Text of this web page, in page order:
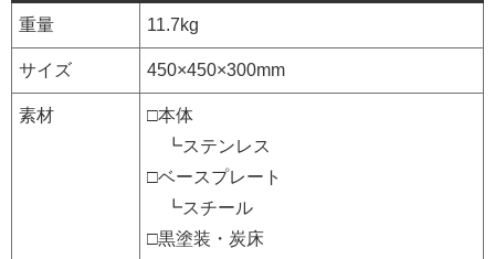
重量 11.7kg
サイズ 450×450×300mm
素材
□本体
┗ステンレス
□ベースプレート
┗スチール
□黒塗装・炭床